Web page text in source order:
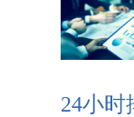
24小时